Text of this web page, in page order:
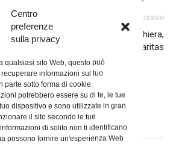
Centro
preferenze
sulla privacy
qualsiasi sito Web, questo può
informazioni sul tuo
parte sotto forma di cookie.
potrebbero essere su di te, le tue
dispositivo e sono utilizzate in gran
il sito secondo le tue
di solito non ti identificano
possono fornire un'esperienza Web
Articolo successivo
Giornata di digiuno e preghiera,
la proposta della Caritas